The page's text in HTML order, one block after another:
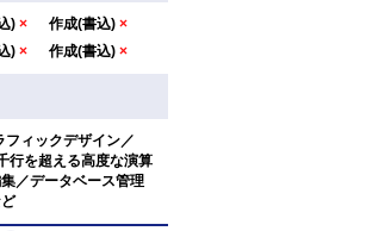
) × 作成(書込) ×
) × 作成(書込) ×
ィックデザイン／
行を超える高度な演算
／データベース管理